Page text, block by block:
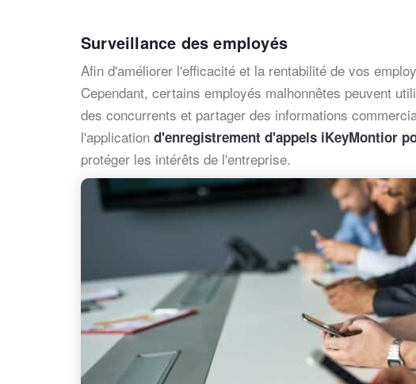
Surveillance des employés
Afin d'améliorer l'efficacité et la rentabilité de vos
Cependant, certains employés malhonnêtes peuvent
des concurrents et partager des informations
l'application d'enregistrement d'appels iKeyMontior
protéger les intérêts de l'entreprise.